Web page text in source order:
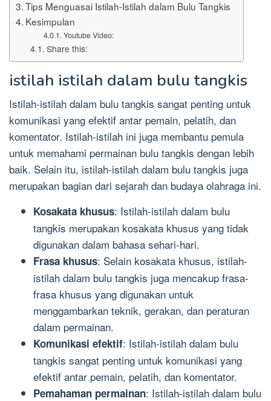
Tips Menguasai Istilah-Istilah dalam Bulu Tangkis
Kesimpulan
Youtube Video:
Share this:
istilah istilah dalam bulu tangkis
Istilah-istilah dalam bulu tangkis sangat penting untuk
komunikasi yang efektif antar pemain, pelatih, dan
komentator. Istilah-istilah ini juga membantu pemula
untuk memahami permainan bulu tangkis dengan lebih
baik. Selain itu, istilah-istilah dalam bulu tangkis juga
merupakan bagian dari sejarah dan budaya olahraga ini.
Kosakata khusus: Istilah-istilah dalam bulu
tangkis merupakan kosakata khusus yang tidak
digunakan dalam bahasa sehari-hari.
Frasa khusus: Selain kosakata khusus, istilah-
istilah dalam bulu tangkis juga mencakup frasa-
frasa khusus yang digunakan untuk
menggambarkan teknik, gerakan, dan peraturan
dalam permainan.
Komunikasi efektif: Istilah-istilah dalam bulu
tangkis sangat penting untuk komunikasi yang
efektif antar pemain, pelatih, dan komentator.
Pemahaman permainan: Istilah-istilah dalam bulu